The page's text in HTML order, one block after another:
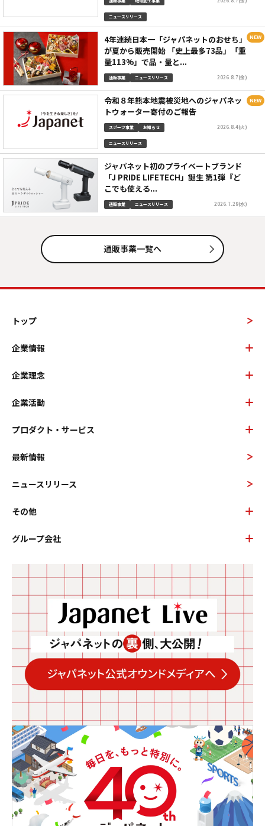
ニュースリリース
4年連続日本一「ジャパネットのおせち」
が夏から販売開始 「史上最多73品」「重
量113%」で品・量と...
通販事業 ニュースリリース 2026.8.7(金)
令和８年熊本地震被災地へのジャパネッ
トウォーター寄付のご報告
スポーツ事業 お知らせ
ニュースリリース
2026.8.4(火)
ジャパネット初のプライベートブランド
「J PRIDE LIFETECH」誕生 第1弾『ど
こでも使える...
通販事業 ニュースリリース 2026.7.29(水)
通販事業一覧へ
トップ
企業情報
企業理念
企業活動
プロダクト・サービス
最新情報
ニュースリリース
その他
グループ会社